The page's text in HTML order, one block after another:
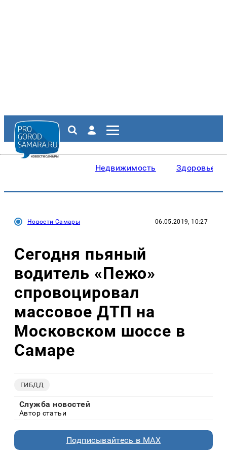
Недвижимость Здоровье
Новости Самары 06.05.2019, 10:27
Сегодня пьяный
водитель «Пежо»
спровоцировал
массовое ДТП на
Московском шоссе в
Самаре
ГИБДД
Служба новостей
Автор статьи
Подписывайтесь в MAX